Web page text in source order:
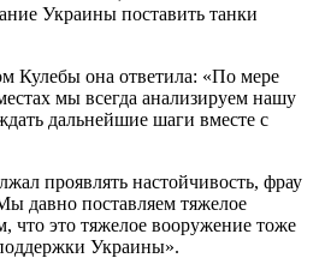
Украины поставить танки
Кулебы она ответила: «По мере
мы всегда анализируем нашу
дальнейшие шаги вместе с
проявлять настойчивость, фрау
давно поставляем тяжелое
это тяжелое вооружение тоже
Украины».